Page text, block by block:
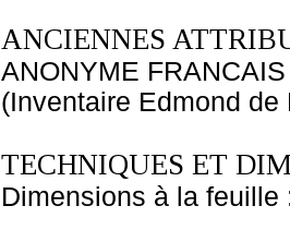
ANCIENNES
ANONYME FRANCAIS
(Inventaire Edmond
TECHNIQUES ET
Dimensions à la